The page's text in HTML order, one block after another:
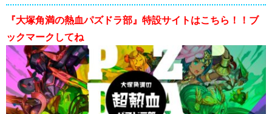
『大塚角満の熱血パズドラ部』特設サイトはこちら！！ブ
ックマークしてね